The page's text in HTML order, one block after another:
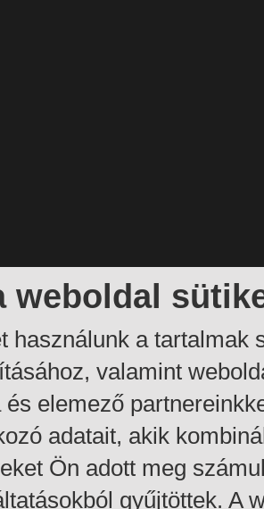
weboldal
használunk a tartalmak
valamint
és elemező
adatait, akik
Ön adott meg
gyűjtöttek. A